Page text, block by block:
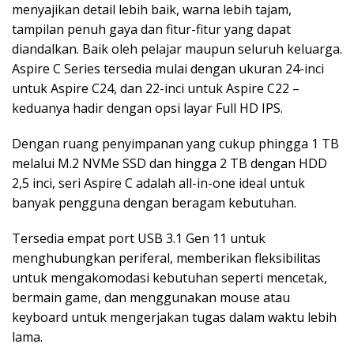
menyajikan detail lebih baik, warna lebih tajam,
tampilan penuh gaya dan fitur-fitur yang dapat
diandalkan. Baik oleh pelajar maupun seluruh keluarga.
Aspire C Series tersedia mulai dengan ukuran 24-inci
untuk Aspire C24, dan 22-inci untuk Aspire C22 –
keduanya hadir dengan opsi layar Full HD IPS.
Dengan ruang penyimpanan yang cukup phingga 1 TB
melalui M.2 NVMe SSD dan hingga 2 TB dengan HDD
2,5 inci, seri Aspire C adalah all-in-one ideal untuk
banyak pengguna dengan beragam kebutuhan.
Tersedia empat port USB 3.1 Gen 11 untuk
menghubungkan periferal, memberikan fleksibilitas
untuk mengakomodasi kebutuhan seperti mencetak,
bermain game, dan menggunakan mouse atau
keyboard untuk mengerjakan tugas dalam waktu lebih
lama.